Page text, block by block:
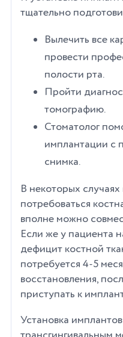
тщательно
Вылечить все
провести
полости рта.
Пройти
томографию.
Стоматолог
имплантации с
снимка.
В некоторых
потребоваться
вполне можно
Если же у пациента
дефицит костной
потребуется 4-5
восстановления,
приступать к
Установка